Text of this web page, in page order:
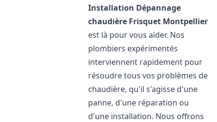
Installation Dépannage
chaudière Frisquet Montpellier
est là pour vous aider. Nos
plombiers expérimentés
interviennent rapidement pour
résoudre tous vos problèmes de
chaudière, qu'il s'agisse d'une
panne, d'une réparation ou
d'une installation. Nous offrons